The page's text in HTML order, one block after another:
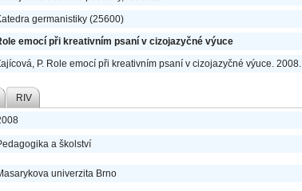
germanistiky (25600)
emocí při kreativním psaní v cizojazyčné výuce
P. Role emocí při kreativním psaní v cizojazyčné výuce. 2008.
RIV
a školství
univerzita Brno